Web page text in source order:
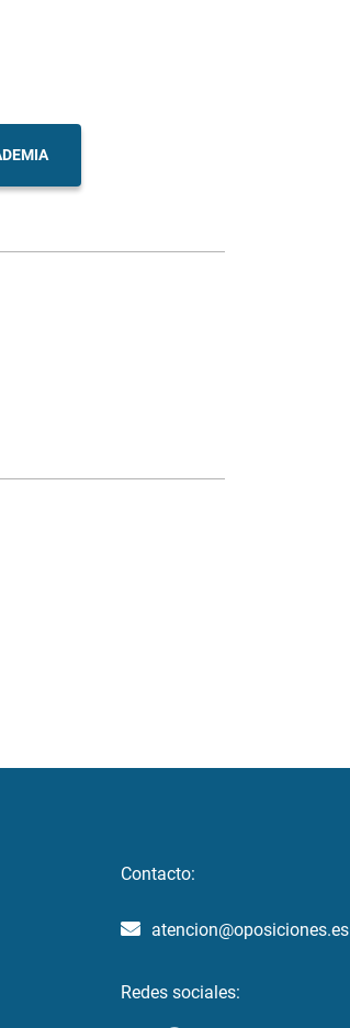
Contacto:
atencion@oposiciones.es
Redes sociales: